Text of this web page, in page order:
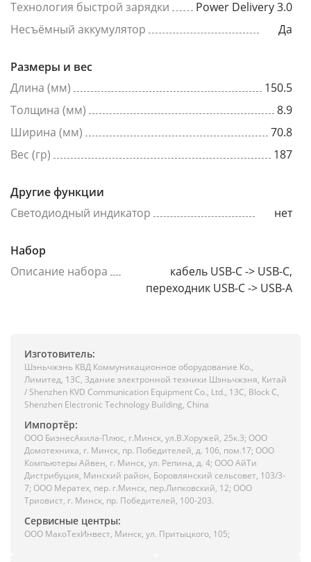
Технология быстрой зарядки
Power Delivery 3.0
Несъёмный аккумулятор
Да
Размеры и вес
Длина (мм)
150.5
Толщина (мм)
8.9
Ширина (мм)
70.8
Вес (гр)
187
Другие функции
Светодиодный индикатор
нет
Набор
Описание набора
кабель USB-C -> USB-C,
переходник USB-C -> USB-A
Изготовитель:
Шэньчжэнь КВД Коммуникационное оборудование Ко.,
Лимитед, 13C, Здание электронной техники Шэньчжэня, Китай
/ Shenzhen KVD Communication Equipment Co., Ltd., 13C, Block C,
Shenzhen Electronic Technology Building, China
Импортёр:
ООО БизнесАкила-Плюc, г.Минск, ул.В.Хоружей, 25к.3; ООО
Домотехника, г. Минск, пр. Победителей, д. 106, пом.17; ООО
Компьютеры Айвен, г. Минск, ул. Репина, д. 4; ООО АйТи
Дистрибуция, Минский район, Боровлянский сельсовет, 103/3-
7; ООО Мератех, пер. г.Минск, пер.Липковский, 12; ООО
Триовист, г. Минск, пр. Победителей, 100-203.
Сервисные центры:
ООО МакоТехИнвест, Минск, ул. Притыцкого, 105;